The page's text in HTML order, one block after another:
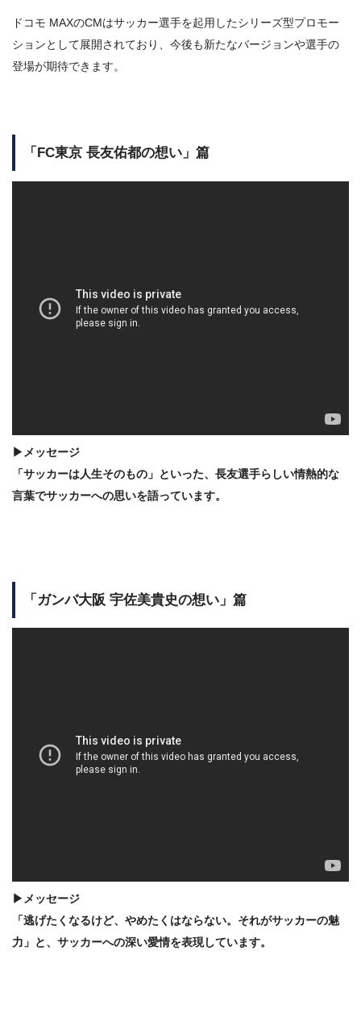
ドコモ MAXのCMはサッカー選手を起用したシリーズ型プロモー
ションとして展開されており、今後も新たなバージョンや選手の
登場が期待できます。
「FC東京 長友佑都の想い」篇
▶メッセージ
「サッカーは人生そのもの」といった、長友選手らしい情熱的な
言葉でサッカーへの思いを語っています。
「ガンバ大阪 宇佐美貴史の想い」篇
▶メッセージ
「逃げたくなるけど、やめたくはならない。それがサッカーの魅
力」と、サッカーへの深い愛情を表現しています。